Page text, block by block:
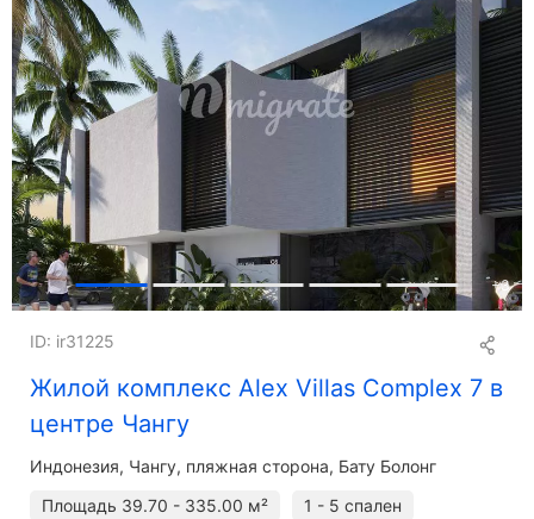
+3
Жилой комплекс Alex Villas Complex 7 в
центре Чангу
ID: ir31225
Индонезия, Чангу, пляжная сторона, Бату Болонг
Площадь 39.70 - 335.00 м² 1 - 5 спален